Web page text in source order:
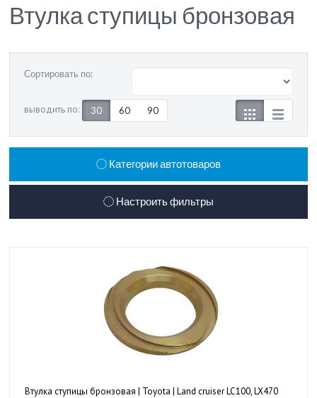
Втулка ступицы бронзовая
Сортировать по:
выводить по: 30 60 90
Категории автотоваров
Настроить фильтры
Втулка ступицы бронзовая | Toyota | Land cruiser LC100, LX470